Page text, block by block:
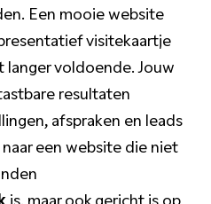
Een mooie website
visitekaartje
voldoende. Jouw
resultaten
afspraken en leads
een website die niet
is, maar ook gericht is op